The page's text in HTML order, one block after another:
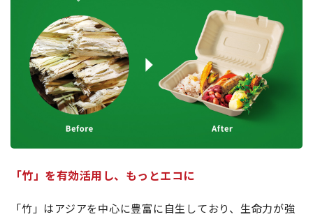
「竹」を有効活用し、もっとエコに
「竹」はアジアを中心に豊富に自生しており、生命力が強